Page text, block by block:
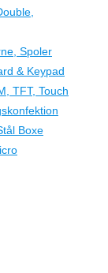
Spoler
& Keypad
TFT, Touch
Boxe